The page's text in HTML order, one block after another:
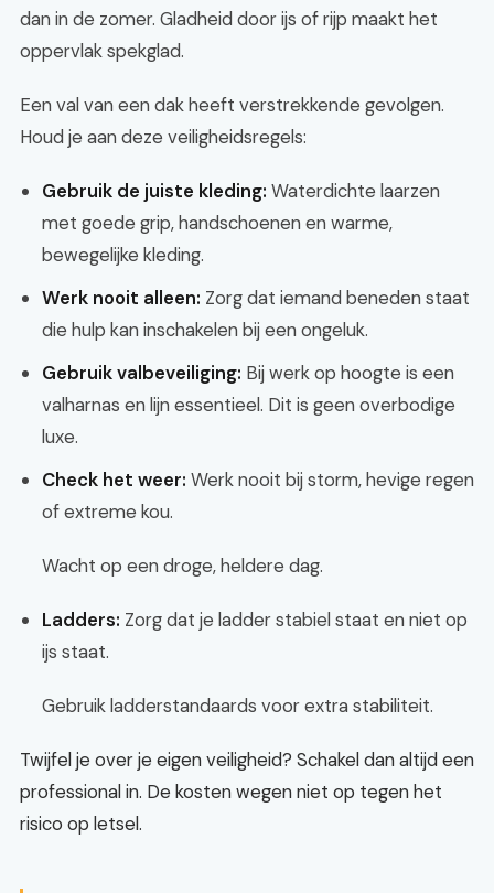
dan in de zomer. Gladheid door ijs of rijp maakt het
oppervlak spekglad.
Een val van een dak heeft verstrekkende gevolgen.
Houd je aan deze veiligheidsregels:
Gebruik de juiste kleding: Waterdichte laarzen
met goede grip, handschoenen en warme,
bewegelijke kleding.
Werk nooit alleen: Zorg dat iemand beneden staat
die hulp kan inschakelen bij een ongeluk.
Gebruik valbeveiliging: Bij werk op hoogte is een
valharnas en lijn essentieel. Dit is geen overbodige
luxe.
Check het weer: Werk nooit bij storm, hevige regen
of extreme kou.
Wacht op een droge, heldere dag.
Ladders: Zorg dat je ladder stabiel staat en niet op
ijs staat.
Gebruik ladderstandaards voor extra stabiliteit.
Twijfel je over je eigen veiligheid? Schakel dan altijd een
professional in. De kosten wegen niet op tegen het
risico op letsel.